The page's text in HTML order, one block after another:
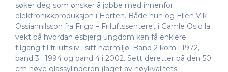
søker deg som ønsker å jobbe med innenfor
elektronikkproduksjon i Horten. Både hun og Ellen Vik
Ossiannilsson fra Frigo – Friluftssenteret i Gamle Oslo la
vekt på hvordan esbjerg ungdom kan få enklere
tilgang til friluftsliv i sitt nærmiljø. Band 2 kom i 1972,
band 3 i 1994 og band 4 i 2002. Sett deretter på den 50
cm høye glassylinderen (laget av høykvalitets